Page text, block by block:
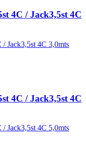
4C / Jack3,5st 4C
4C / Jack3,5st 4C